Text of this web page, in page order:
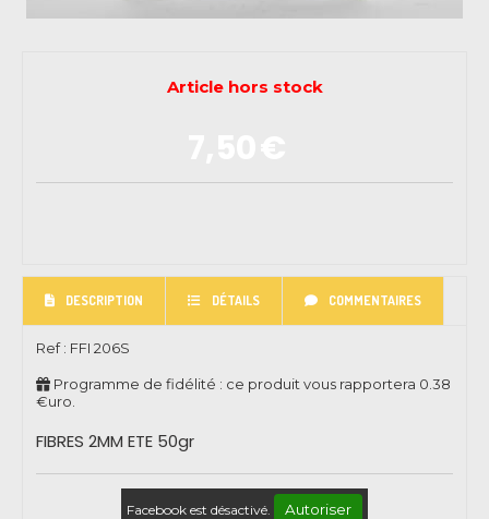
Article hors stock
DESCRIPTION DÉTAILS COMMENTAIRES
Ref : FFI 206S
Programme de fidélité : ce produit vous rapportera 0.38
€uro.
FIBRES 2MM ETE 50gr
Facebook est désactivé. Autoriser